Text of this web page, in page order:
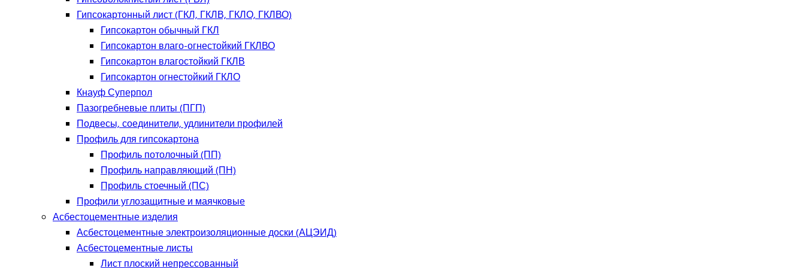
Гипсокартонный лист (ГКЛ, ГКЛВ, ГКЛО, ГКЛВО)
Гипсокартон обычный ГКЛ
Гипсокартон влаго-огнестойкий ГКЛВО
Гипсокартон влагостойкий ГКЛВ
Гипсокартон огнестойкий ГКЛО
Кнауф Суперпол
Пазогребневые плиты (ПГП)
Подвесы, соединители, удлинители профилей
Профиль для гипсокартона
Профиль потолочный (ПП)
Профиль направляющий (ПН)
Профиль стоечный (ПС)
Профили углозащитные и маячковые
Асбестоцементные изделия
Асбестоцементные электроизоляционные доски (АЦЭИД)
Асбестоцементные листы
Лист плоский непрессованный